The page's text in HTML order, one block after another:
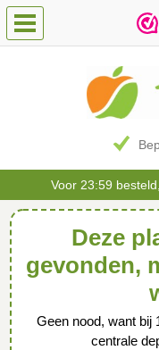
Voor 23:59
Deze
gevonden,
Geen nood, want bij
centrale